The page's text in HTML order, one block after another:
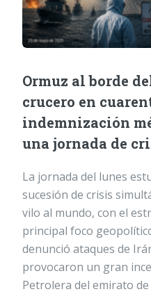
Ormuz al borde
crucero en
indemnización
una jornada de
La jornada del lunes
sucesión de crisis
vilo al mundo, con el
principal foco
denunció ataques de
provocaron un gran
Petrolera del emirato